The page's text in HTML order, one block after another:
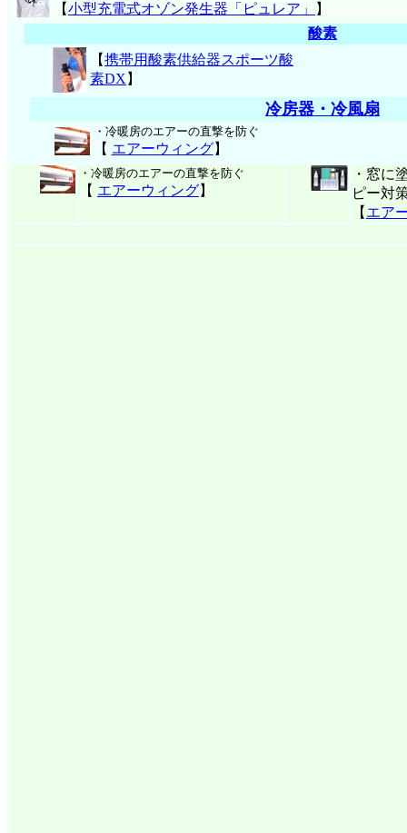
【小型充電式オゾン発生器「ピュレア」
】
酸素
【携帯用酸素供給器スポーツ酸
素DX 】
冷房器・冷風扇
・冷暖房のエアーの直撃を防ぐ
【 エアーウィング】
・冷暖房のエアーの直撃を防ぐ
【 エアーウィング】
・窓に
ピー対
【 エア